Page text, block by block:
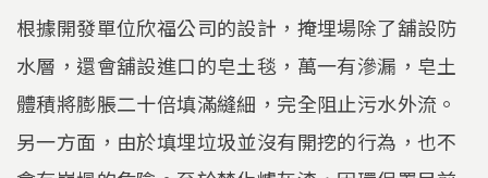
根據開發單位欣福公司的設計，掩埋場除了舖設防
水層，還會舖設進口的皂土毯，萬一有滲漏，皂土
體積將膨脹二十倍填滿縫細，完全阻止污水外流。
另一方面，由於填埋垃圾並沒有開挖的行為，也不